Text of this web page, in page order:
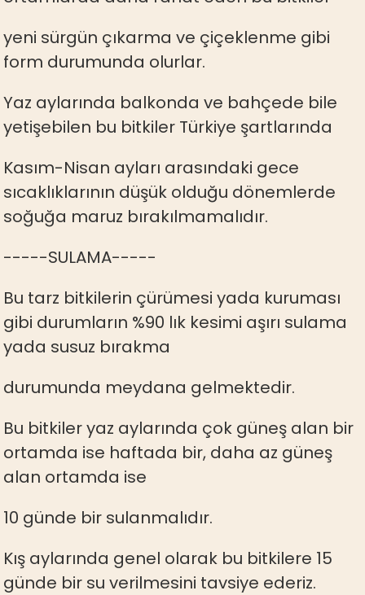
yeni sürgün çıkarma ve çiçeklenme gibi
form durumunda olurlar.
Yaz aylarında balkonda ve bahçede bile
yetişebilen bu bitkiler Türkiye şartlarında
Kasım-Nisan ayları arasındaki gece
sıcaklıklarının düşük olduğu dönemlerde
soğuğa maruz bırakılmamalıdır.
-----SULAMA-----
Bu tarz bitkilerin çürümesi yada kuruması
gibi durumların %90 lık kesimi aşırı sulama
yada susuz bırakma
durumunda meydana gelmektedir.
Bu bitkiler yaz aylarında çok güneş alan bir
ortamda ise haftada bir, daha az güneş
alan ortamda ise
10 günde bir sulanmalıdır.
Kış aylarında genel olarak bu bitkilere 15
günde bir su verilmesini tavsiye ederiz.